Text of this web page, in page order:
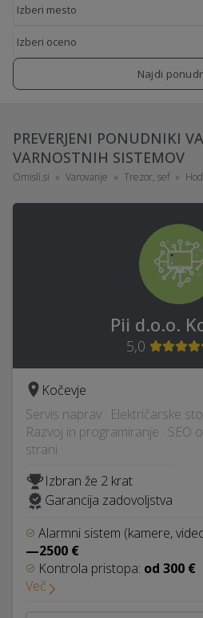
Najdi
PREVERJENI PONUDNIKI
VARNOSTNIH SISTEMOV
Omisli.si Varovanje Trezor, sef
Pii d.o.o.
5,0
Kočevje
Servis naprav · Električarske
Razvoj in programiranje · SEO
strani
Izbran že 2 krat
Garancija zadovoljstva
Alarmni sistem (kamere,
—2500 €
Kontrola pristopa: od 300 €
Več